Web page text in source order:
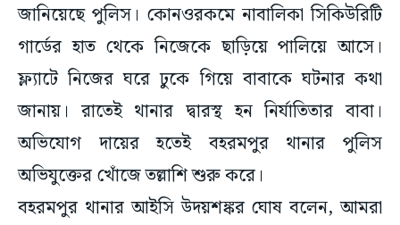
জানিয়েছে পুলিস। কোনওরকমে নাবালিকা সিকিউরিটি
গার্ডের হাত থেকে নিজেকে ছাড়িয়ে পালিয়ে আসে।
ফ্ল্যাটে নিজের ঘরে ঢুকে গিয়ে বাবাকে ঘটনার কথা
জানায়। রাতেই থানার দ্বারস্থ হন নির্যাতিতার বাবা।
অভিযোগ দায়ের হতেই বহরমপুর থানার পুলিস
অভিযুক্তের খোঁজে তল্লাশি শুরু করে।
বহরমপুর থানার আইসি উদয়শঙ্কর ঘোষ বলেন, আমরা